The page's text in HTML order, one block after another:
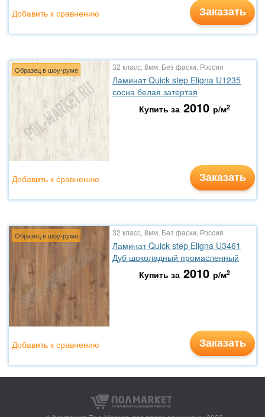
Заказать
Добавить к сравнению
Образец в шоу-руме 32 класс, 8мм, Без фаски, Россия
Ламинат Quick step Eligna U1235
сосна белая затертая
Купить за 2010 р/м2
Заказать
Добавить к сравнению
Образец в шоу-руме 32 класс, 8мм, Без фаски, Россия
Ламинат Quick step Eligna U3461
Дуб шоколадный промасленный
Купить за 2010 р/м2
Заказать
Добавить к сравнению